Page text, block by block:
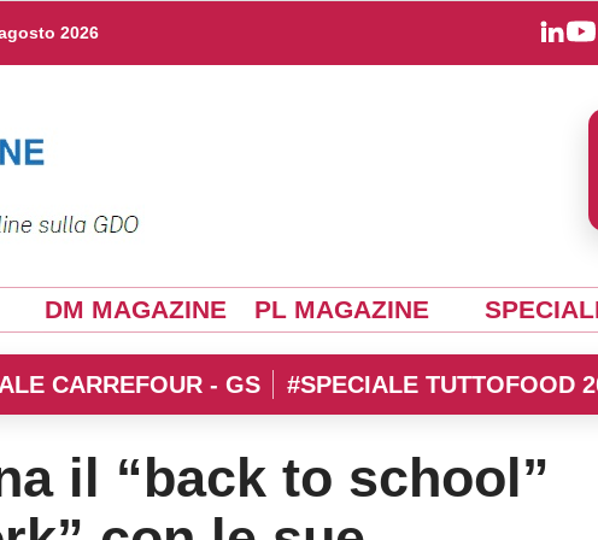
2026
DM MAGAZINE PL MAGAZINE
CARREFOUR - GS #SPECIALE TUTTOFOOD
il “back to school”